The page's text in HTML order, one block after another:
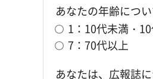
あなたの年齢につ
1：10代未満・
7：70代以上
あなたは、広報誌